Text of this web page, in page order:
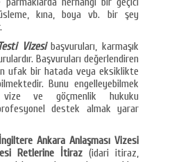
kına, boya vb. bir şey
Vizesibaşvuruları, karmaşık
Başvuruları değerlendiren
ufak bir hatada veya eksiklikte
Bunu engelleyebilmek
ve göçmenlik hukuku
destek almak yarar
İngiltere Ankara Anlaşması Vizesi
Retlerine İtiraz (idari itiraz,